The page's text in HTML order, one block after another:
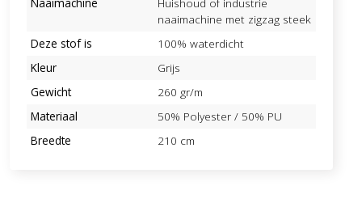
naaimachine met zigzag steek
Deze stof is
100% waterdicht
Kleur
Grijs
Gewicht
260 gr/m
Materiaal
50% Polyester / 50% PU
Breedte
210 cm